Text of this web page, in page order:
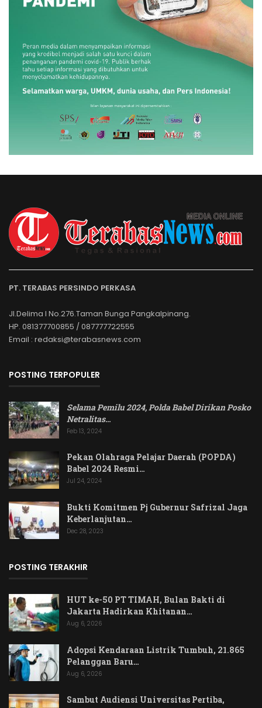
PT. TERABAS PERSINDO PERKASA
Jl.Delima I No.276.Taman Bunga Pangkalpinang.
HP. 081377700855 / 087777722555
Email : redaksi@terabasnews.com
POSTING TERPOPULER
Selama Pemilu 2024, Polda Babel Dirikan Posko
Netralitas…
Feb 13, 2024
Pekan Olahraga Pelajar Daerah (POPDA)
Babel 2024 Resmi…
Jul 24, 2024
Bukti Komitmen Pj Gubernur Safrizal Jaga
Keberlanjutan…
Dec 28, 2023
POSTING TERAKHIR
HUT ke-50 PT TIMAH, Bulan Bakti di
Jakarta Hadirkan Khitanan…
Aug 6, 2026
Adopsi Kendaraan Listrik Tumbuh, 21.865
Pelanggan Baru…
Aug 6, 2026
Sambut Audiensi Universitas Pertiba,